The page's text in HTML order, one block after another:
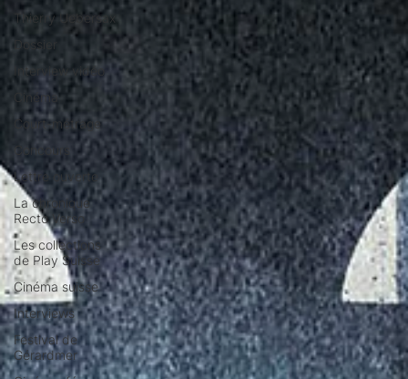
Thierry Uebersax
Dossier
Interview vidéo
Cinéma
Court-métrage
Concours
Lettre ouverte
La chronique
Recto Verso
Les collections
de Play Suisse
Cinéma suisse
Interviews
Festival de
Gérardmer